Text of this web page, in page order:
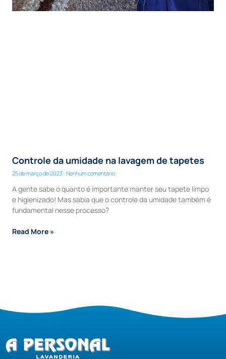
Controle da umidade na lavagem de tapetes
25 de março de 2023 Nenhum comentário
A gente sabe o quanto é importante manter seu tapete limpo
e higienizado! Mas sabia que o controle da umidade também é
fundamental nesse processo?
Read More »